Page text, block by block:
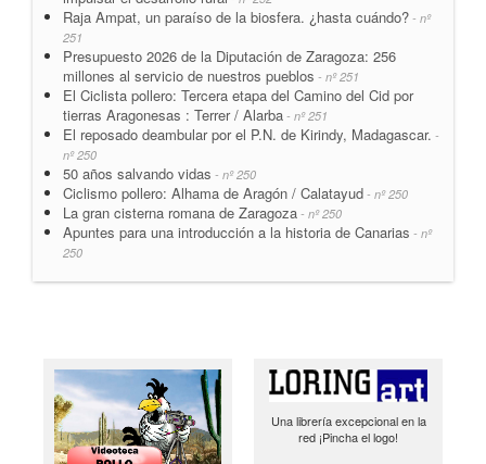
Raja Ampat, un paraíso de la biosfera. ¿hasta cuándo? - nº
251
Presupuesto 2026 de la Diputación de Zaragoza: 256
millones al servicio de nuestros pueblos - nº 251
El Ciclista pollero: Tercera etapa del Camino del Cid por
tierras Aragonesas : Terrer / Alarba - nº 251
El reposado deambular por el P.N. de Kirindy, Madagascar. -
nº 250
50 años salvando vidas - nº 250
Ciclismo pollero: Alhama de Aragón / Calatayud - nº 250
La gran cisterna romana de Zaragoza - nº 250
Apuntes para una introducción a la historia de Canarias - nº
250
Una librería excepcional en la
red ¡Pincha el logo!